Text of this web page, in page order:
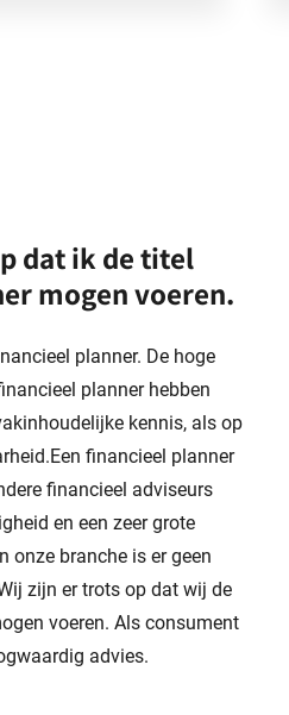
dat ik de titel
mogen voeren.
planner. De hoge
planner hebben
kennis, als op
financieel planner
financieel adviseurs
en een zeer grote
onze branche is er geen
zijn er trots op dat wij de
voeren. Als consument
advies.